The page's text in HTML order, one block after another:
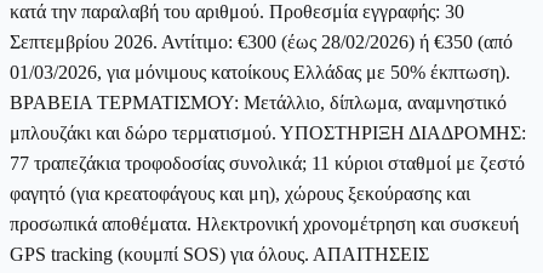
κατά την παραλαβή του αριθμού. Προθεσμία εγγραφής: 30
Σεπτεμβρίου 2026. Αντίτιμο: €300 (έως 28/02/2026) ή €350 (από
01/03/2026, για μόνιμους κατοίκους Ελλάδας με 50% έκπτωση).
ΒΡΑΒΕΙΑ ΤΕΡΜΑΤΙΣΜΟΥ: Μετάλλιο, δίπλωμα, αναμνηστικό
μπλουζάκι και δώρο τερματισμού. ΥΠΟΣΤΗΡΙΞΗ ΔΙΑΔΡΟΜΗΣ:
77 τραπεζάκια τροφοδοσίας συνολικά; 11 κύριοι σταθμοί με ζεστό
φαγητό (για κρεατοφάγους και μη), χώρους ξεκούρασης και
προσωπικά αποθέματα. Ηλεκτρονική χρονομέτρηση και συσκευή
GPS tracking (κουμπί SOS) για όλους. ΑΠΑΙΤΗΣΕΙΣ